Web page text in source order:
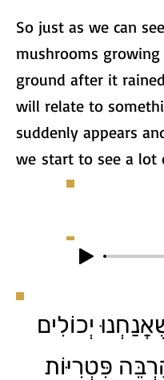
So just as we can
mushrooms
ground after it
will relate to
suddenly appears
we start to see a lot
יְכוֹלִים
פִּטְרִיּוֹת